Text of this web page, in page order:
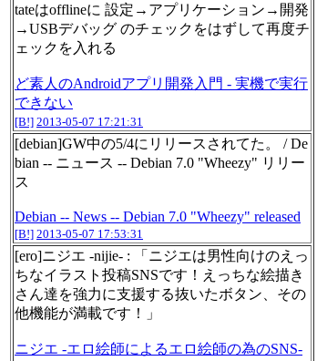
tateはofflineに 設定→アプリケーション→開発
→USBデバッグ のチェックをはずして再度チ
ェックを入れる
ど素人のAndroidアプリ開発入門 - 実機で実行
できない
[B!] 2013-05-07 17:21:31
[debian]GW中の5/4にリリースされてた。 / De
bian -- ニュース -- Debian 7.0 "Wheezy" リリー
ス
Debian -- News -- Debian 7.0 "Wheezy" released
[B!] 2013-05-07 17:53:31
[ero]ニジエ -nijie- : 「ニジエは男性向けのえっ
ちなイラスト投稿SNSです！えっちな絵描き
さん達を強力に支援する抜いたボタン、その
他機能が満載です！」
ニジエ -エロ絵師によるエロ絵師の為のSNS-